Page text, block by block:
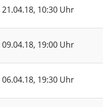
21.04.18, 10:30 Uhr
09.04.18, 19:00 Uhr
06.04.18, 19:30 Uhr